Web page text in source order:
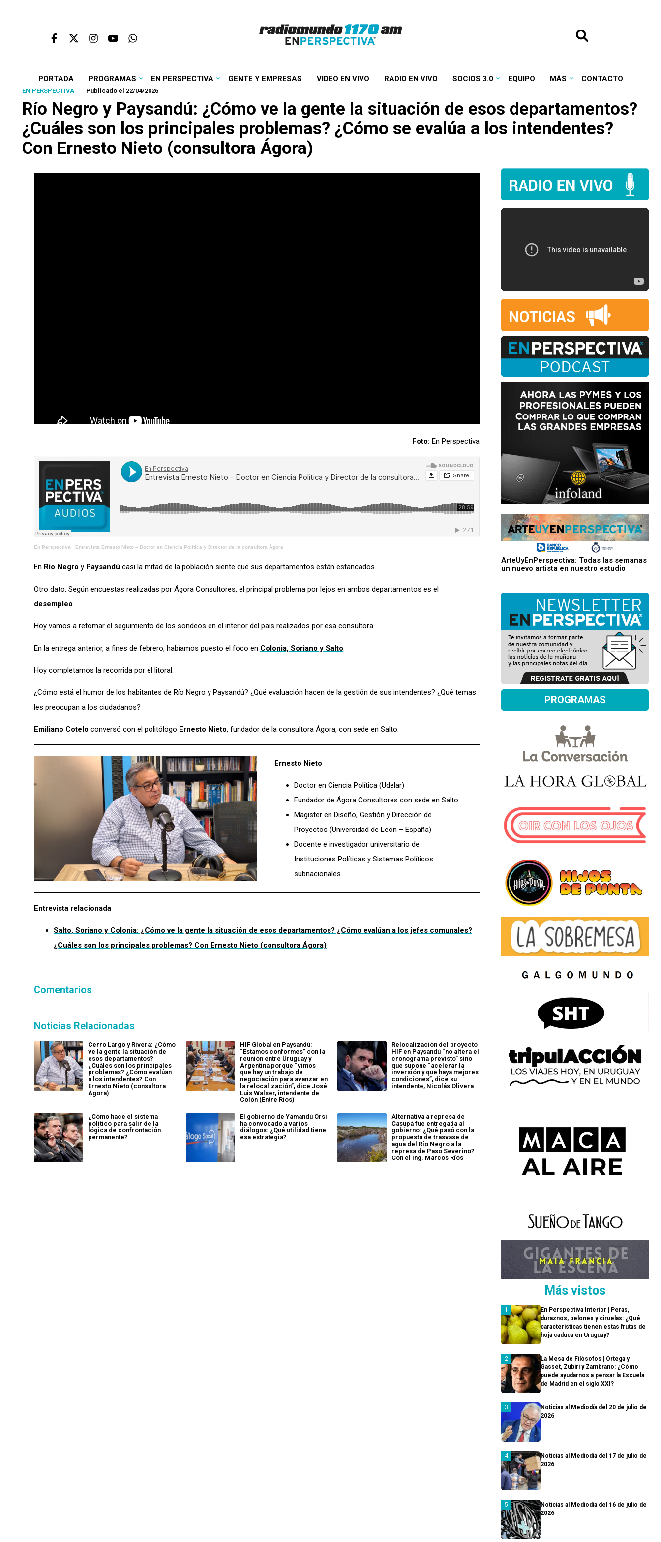
PORTADA PROGRAMAS EN PERSPECTIVA GENTE Y EMPRESAS VIDEO EN VIVO RADIO EN VIVO SOCIOS 3.0 EQUIPO MÁS CONTACTO
EN PERSPECTIVA Publicado el 22/04/2026
Río Negro y Paysandú: ¿Cómo ve la gente la situación de esos departamentos?
¿Cuáles son los principales problemas? ¿Cómo se evalúa a los intendentes?
Con Ernesto Nieto (consultora Ágora)
Foto: En Perspectiva
En Perspectiva · Entrevista Ernesto Nieto – Doctor en Ciencia Política y Director de la consultora Ágora
En Río Negro y Paysandú casi la mitad de la población siente que sus departamentos están estancados.
Otro dato: Según encuestas realizadas por Ágora Consultores, el principal problema por lejos en ambos departamentos es el
desempleo.
Hoy vamos a retomar el seguimiento de los sondeos en el interior del país realizados por esa consultora.
En la entrega anterior, a fines de febrero, habíamos puesto el foco en Colonia, Soriano y Salto.
Hoy completamos la recorrida por el litoral.
¿Cómo está el humor de los habitantes de Río Negro y Paysandú? ¿Qué evaluación hacen de la gestión de sus intendentes? ¿Qué temas
les preocupan a los ciudadanos?
Emiliano Cotelo conversó con el politólogo Ernesto Nieto, fundador de la consultora Ágora, con sede en Salto.
Ernesto Nieto
Doctor en Ciencia Política (Udelar)
Fundador de Ágora Consultores con sede en Salto.
Magister en Diseño, Gestión y Dirección de
Proyectos (Universidad de León – España)
Docente e investigador universitario de
Instituciones Políticas y Sistemas Políticos
subnacionales
Entrevista relacionada
Salto, Soriano y Colonia: ¿Cómo ve la gente la situación de esos departamentos? ¿Cómo evalúan a los jefes comunales?
¿Cuáles son los principales problemas? Con Ernesto Nieto (consultora Ágora)
Comentarios
Noticias Relacionadas
Cerro Largo y Rivera: ¿Cómo
ve la gente la situación de
esos departamentos?
¿Cuáles son los principales
problemas? ¿Cómo evalúan
a los intendentes? Con
Ernesto Nieto (consultora
Ágora)
HIF Global en Paysandú:
“Estamos conformes” con la
reunión entre Uruguay y
Argentina porque “vimos
que hay un trabajo de
negociación para avanzar en
la relocalización”, dice José
Luis Walser, intendente de
Colón (Entre Ríos)
Relocalización del proyecto
HIF en Paysandú “no altera el
cronograma previsto” sino
que supone “acelerar la
inversión y que haya mejores
condiciones”, dice su
intendente, Nicolás Olivera
¿Cómo hace el sistema
político para salir de la
lógica de confrontación
permanente?
El gobierno de Yamandú Orsi
ha convocado a varios
diálogos: ¿Qué utilidad tiene
esa estrategia?
Alternativa a represa de
Casupá fue entregada al
gobierno: ¿Qué pasó con la
propuesta de trasvase de
agua del Río Negro a la
represa de Paso Severino?
Con el Ing. Marcos Ríos
ArteUyEnPerspectiva: Todas las semanas
un nuevo artista en nuestro estudio
PROGRAMAS
Más vistos
En Perspectiva Interior | Peras,
duraznos, pelones y ciruelas: ¿Qué
características tienen estas frutas de
hoja caduca en Uruguay?
La Mesa de Filósofos | Ortega y
Gasset, Zubiri y Zambrano: ¿Cómo
puede ayudarnos a pensar la Escuela
de Madrid en el siglo XXI?
Noticias al Mediodía del 20 de julio de
2026
Noticias al Mediodía del 17 de julio de
2026
Noticias al Mediodía del 16 de julio de
2026